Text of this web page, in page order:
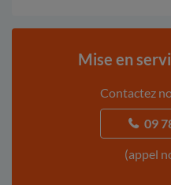
Mise en
Contactez
09
(appel